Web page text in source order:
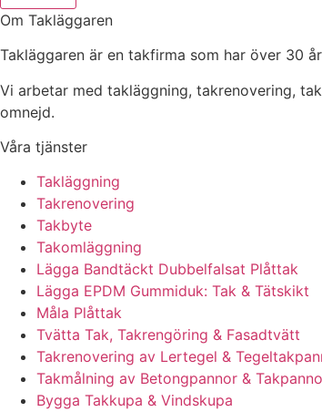
Om Takläggaren
Takläggaren är en takfirma som har över 30
Vi arbetar med takläggning, takrenovering,
omnejd.
Våra tjänster
Takläggning
Takrenovering
Takbyte
Takomläggning
Lägga Bandtäckt Dubbelfalsat Plåttak
Lägga EPDM Gummiduk: Tak & Tätskikt
Måla Plåttak
Tvätta Tak, Takrengöring & Fasadtvätt
Takrenovering av Lertegel &
Takmålning av Betongpannor &
Bygga Takkupa & Vindskupa